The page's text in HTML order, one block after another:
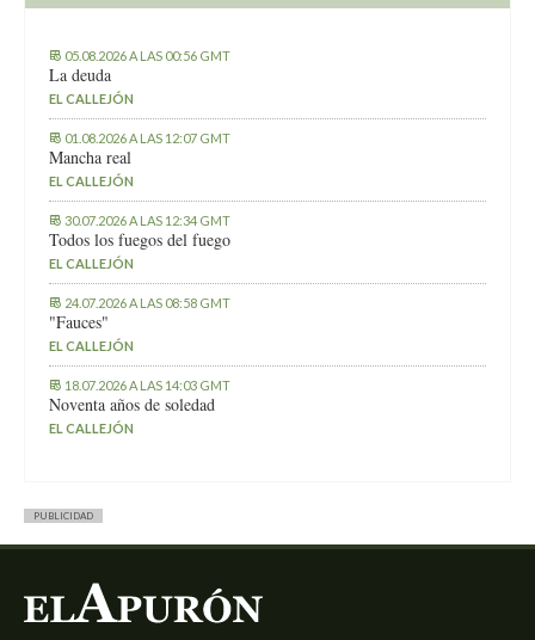
05.08.2026 A LAS 00:56 GMT
La deuda
EL CALLEJÓN
01.08.2026 A LAS 12:07 GMT
Mancha real
EL CALLEJÓN
30.07.2026 A LAS 12:34 GMT
Todos los fuegos del fuego
EL CALLEJÓN
24.07.2026 A LAS 08:58 GMT
"Fauces"
EL CALLEJÓN
18.07.2026 A LAS 14:03 GMT
Noventa años de soledad
EL CALLEJÓN
PUBLICIDAD